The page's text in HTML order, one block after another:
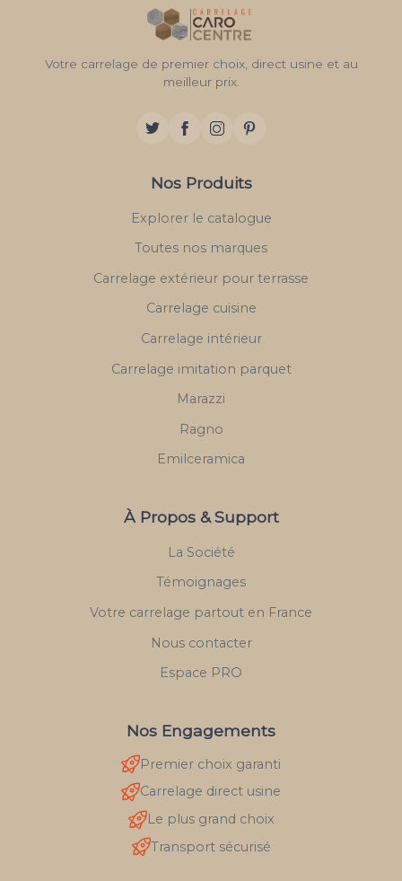
Votre carrelage de premier choix, direct usine et au
meilleur prix.
Nos Produits
Explorer le catalogue
Toutes nos marques
Carrelage extérieur pour terrasse
Carrelage cuisine
Carrelage intérieur
Carrelage imitation parquet
Marazzi
Ragno
Emilceramica
À Propos & Support
La Société
Témoignages
Votre carrelage partout en France
Nous contacter
Espace PRO
Nos Engagements
Premier choix garanti
Carrelage direct usine
Le plus grand choix
Transport sécurisé